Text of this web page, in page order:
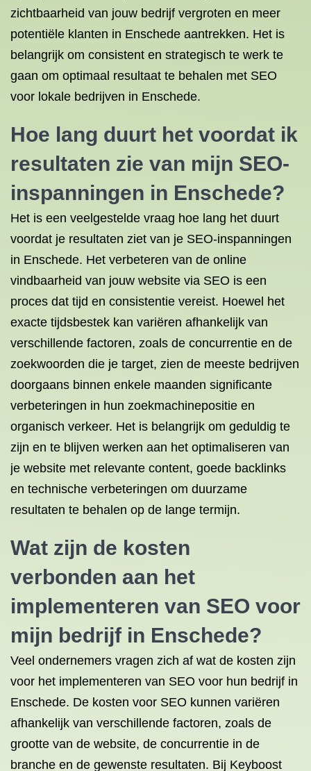
zichtbaarheid van jouw bedrijf vergroten en meer
potentiële klanten in Enschede aantrekken. Het is
belangrijk om consistent en strategisch te werk te
gaan om optimaal resultaat te behalen met SEO
voor lokale bedrijven in Enschede.
Hoe lang duurt het voordat ik
resultaten zie van mijn SEO-
inspanningen in Enschede?
Het is een veelgestelde vraag hoe lang het duurt
voordat je resultaten ziet van je SEO-inspanningen
in Enschede. Het verbeteren van de online
vindbaarheid van jouw website via SEO is een
proces dat tijd en consistentie vereist. Hoewel het
exacte tijdsbestek kan variëren afhankelijk van
verschillende factoren, zoals de concurrentie en de
zoekwoorden die je target, zien de meeste bedrijven
doorgaans binnen enkele maanden significante
verbeteringen in hun zoekmachinepositie en
organisch verkeer. Het is belangrijk om geduldig te
zijn en te blijven werken aan het optimaliseren van
je website met relevante content, goede backlinks
en technische verbeteringen om duurzame
resultaten te behalen op de lange termijn.
Wat zijn de kosten
verbonden aan het
implementeren van SEO voor
mijn bedrijf in Enschede?
Veel ondernemers vragen zich af wat de kosten zijn
voor het implementeren van SEO voor hun bedrijf in
Enschede. De kosten voor SEO kunnen variëren
afhankelijk van verschillende factoren, zoals de
grootte van de website, de concurrentie in de
branche en de gewenste resultaten. Bij Keyboost